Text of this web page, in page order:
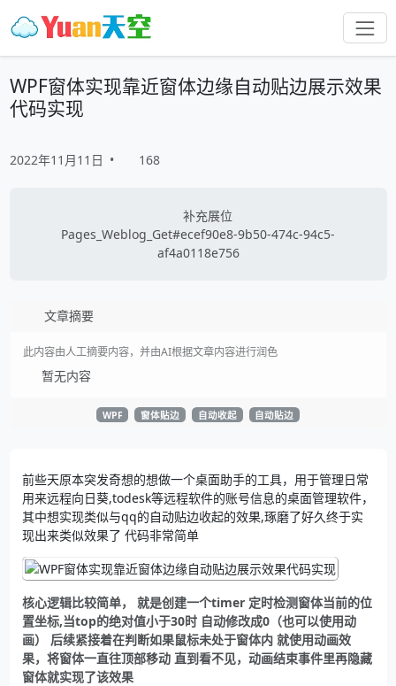
WPF窗体实现靠近窗体边缘自动贴边展示效果
代码实现
2022年11月11日 • 168
补充展位
Pages_Weblog_Get#ecef90e8-9b50-474c-94c5-
af4a0118e756
文章摘要
此内容由人工摘要内容，并由AI根据文章内容进行润色
暂无内容
WPF 窗体贴边 自动收起 自动贴边
前些天原本突发奇想的想做一个桌面助手的工具，用于管理日常
用来远程向日葵,todesk等远程软件的账号信息的桌面管理软件，
其中想实现类似与qq的自动贴边收起的效果,琢磨了好久终于实
现出来类似效果了 代码非常简单
核心逻辑比较简单， 就是创建一个timer 定时检测窗体当前的位
置坐标,当top的绝对值小于30时 自动修改成0（也可以使用动
画） 后续紧接着在判断如果鼠标未处于窗体内 就使用动画效
果，将窗体一直往顶部移动 直到看不见，动画结束事件里再隐藏
窗体就实现了该效果